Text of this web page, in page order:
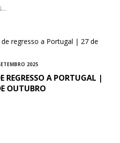
2025
REGRESSO A PORTUGAL |
OUTUBRO